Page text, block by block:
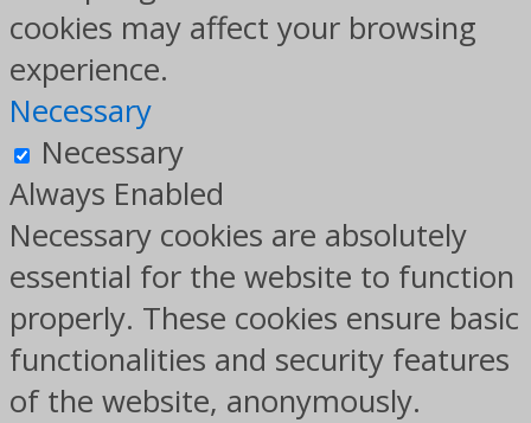
cookies may affect your browsing
experience.
Necessary
Necessary
Always Enabled
Necessary cookies are absolutely
essential for the website to function
properly. These cookies ensure basic
functionalities and security features
of the website, anonymously.